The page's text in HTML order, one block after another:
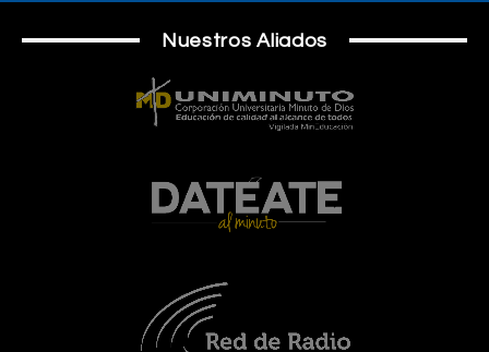
Nuestros Aliados